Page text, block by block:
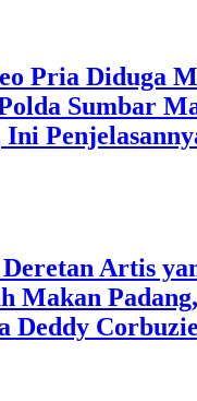
Pria Diduga
Sumbar
Ini
Artis
Makan
Deddy